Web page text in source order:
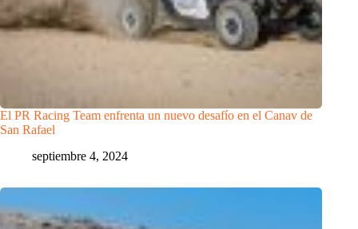
El PR Racing Team enfrenta un nuevo desafío en el Canav de
San Rafael
septiembre 4, 2024